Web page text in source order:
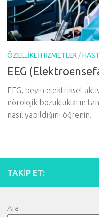
ÖZELLIKLI HIZMETLER /
EEG
EEG, beyin elektriksel
nörolojik bozuklukların
nasıl yapıldığını öğrenin.
TAKIP ET:
Ara